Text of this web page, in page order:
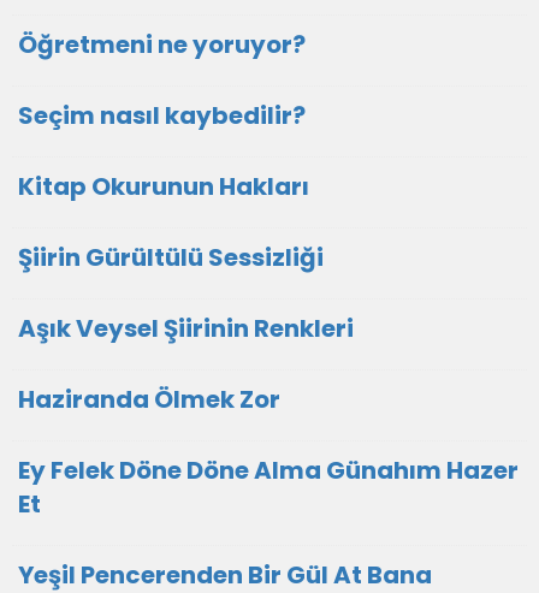
Öğretmeni ne yoruyor?
Seçim nasıl kaybedilir?
Kitap Okurunun Hakları
Şiirin Gürültülü Sessizliği
Aşık Veysel Şiirinin Renkleri
Haziranda Ölmek Zor
Ey Felek Döne Döne Alma Günahım Hazer
Et
Yeşil Pencerenden Bir Gül At Bana